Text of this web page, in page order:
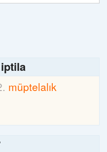
iptila
müptelalık